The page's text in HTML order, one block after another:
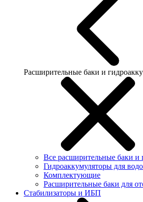
Расширительные баки и
Все расширительные баки и
Гидроаккумуляторы для
Комплектующие
Расширительные баки для
Стабилизаторы и ИБП